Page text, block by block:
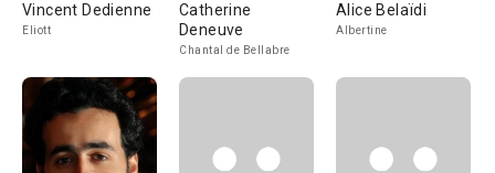
Vincent Dedienne
Eliott
Catherine
Deneuve
Chantal de Bellabre
Alice Belaïdi
Albertine